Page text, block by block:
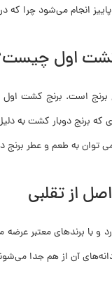
انجام می‌شود چرا که
کشت اول
است. برنج کشت اول
برنج دوبار کشت به
توان به طعم و عطر
از تقلبی
و با برندهای معتبر
آن از هم جدا